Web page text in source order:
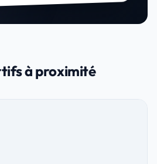
à proximité